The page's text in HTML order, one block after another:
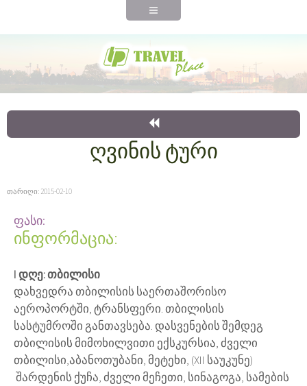
ღვინის ტური
თარიღი: 2015-02-10
ფასი:
ინფორმაცია:
I დღე: თბილისი
დახვედრა თბილისის საერთაშორისო
აეროპორტში, ტრანსფერი. თბილისის
სასტუმროში განთავსება. დასვენების შემდეგ
თბილისის მიმოხილვითი ექსკურსია, ძველი
თბილისი,აბანოთუბანი, მეტეხი, (XII საუკუნე)
შარდენის ქუჩა, ძველი მეჩეთი, სინაგოგა, სამების